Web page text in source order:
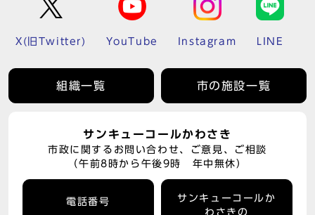
X(旧Twitter) YouTube Instagram LINE
組織一覧 市の施設一覧
サンキューコールかわさき
市政に関するお問い合わせ、ご意見、ご相談
（午前8時から午後9時 年中無休）
電話番号
サンキューコールか
わさきの